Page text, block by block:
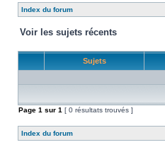
Index du forum
Voir les sujets récents
Sujets
Page 1 sur 1 [ 0 résultats trouvés ]
Index du forum